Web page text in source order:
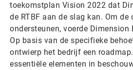
toekomstplan Vision 2022 dat
de RTBF aan de slag kan. Om de
ondersteunen, voerde Dimension
Op basis van de specifieke
ontwierp het bedrijf een
essentiële elementen in